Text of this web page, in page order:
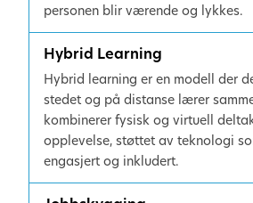
personen blir værende og lykkes.
Hybrid Learning
Hybrid learning er en modell der
stedet og på distanse lærer
kombinerer fysisk og virtuell
opplevelse, støttet av teknologi
engasjert og inkludert.